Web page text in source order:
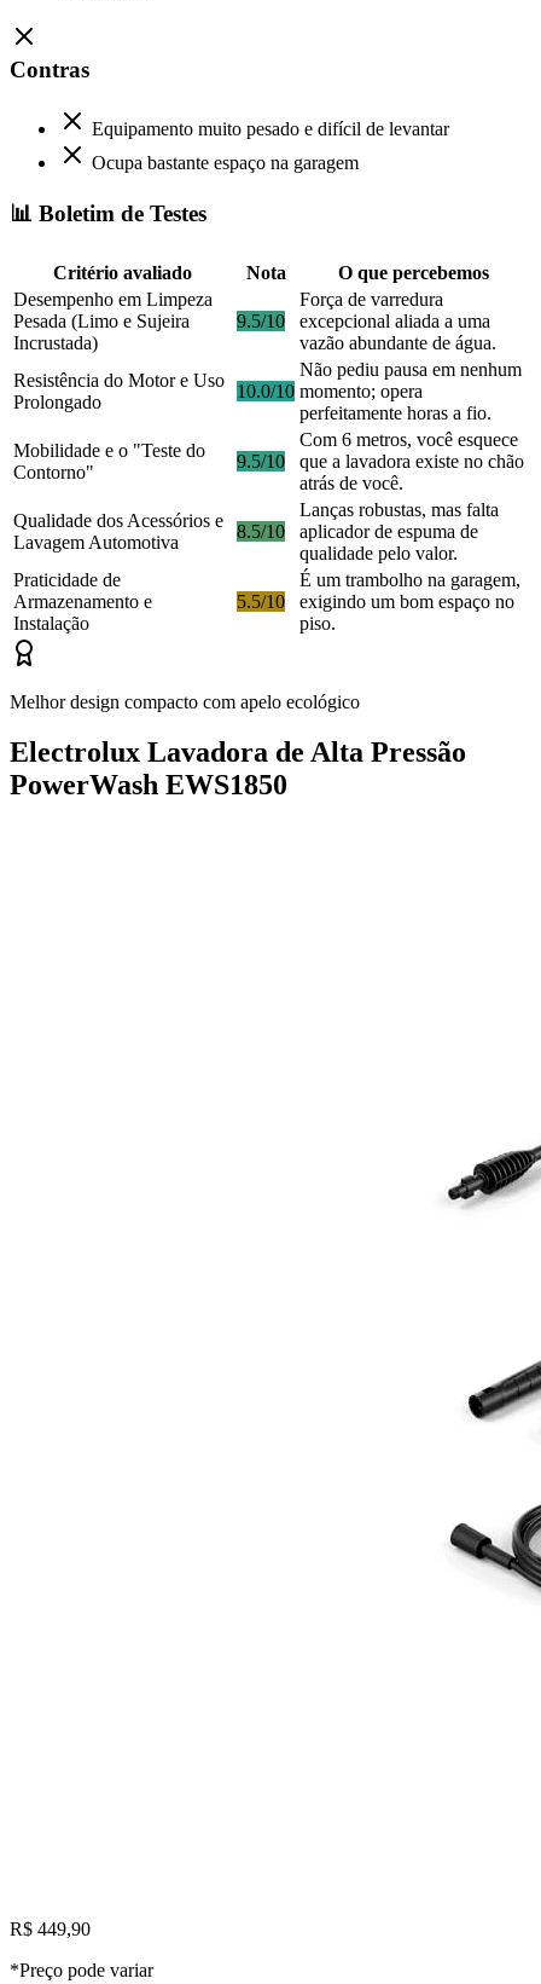
Contras
Equipamento muito pesado e difícil de levantar
Ocupa bastante espaço na garagem
📊 Boletim de Testes
Critério avaliado Nota
O que percebemos
Desempenho em Limpeza
Pesada (Limo e Sujeira
Incrustada)
9.5/10
Força de varredura
excepcional aliada a uma
vazão abundante de água.
Resistência do Motor e Uso
Prolongado
10.0/10
Não pediu pausa em nenhum
momento; opera
perfeitamente horas a fio.
Mobilidade e o "Teste do
Contorno"
9.5/10
Com 6 metros, você esquece
que a lavadora existe no chão
atrás de você.
Qualidade dos Acessórios e
Lavagem Automotiva
8.5/10
Lanças robustas, mas falta
aplicador de espuma de
qualidade pelo valor.
Praticidade de
Armazenamento e
Instalação
5.5/10
É um trambolho na garagem,
exigindo um bom espaço no
piso.
Melhor design compacto com apelo ecológico
Electrolux Lavadora de Alta Pressão
PowerWash EWS1850
R$ 449,90
*Preço pode variar